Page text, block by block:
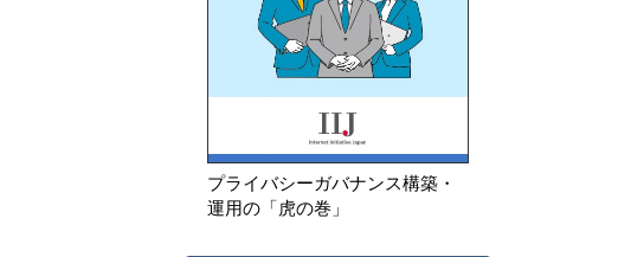
プライバシーガバナンス構築・
運用の「虎の巻」